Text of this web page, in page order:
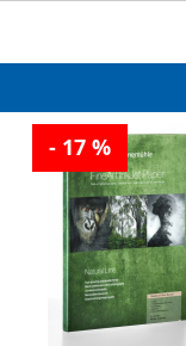
- 17 %